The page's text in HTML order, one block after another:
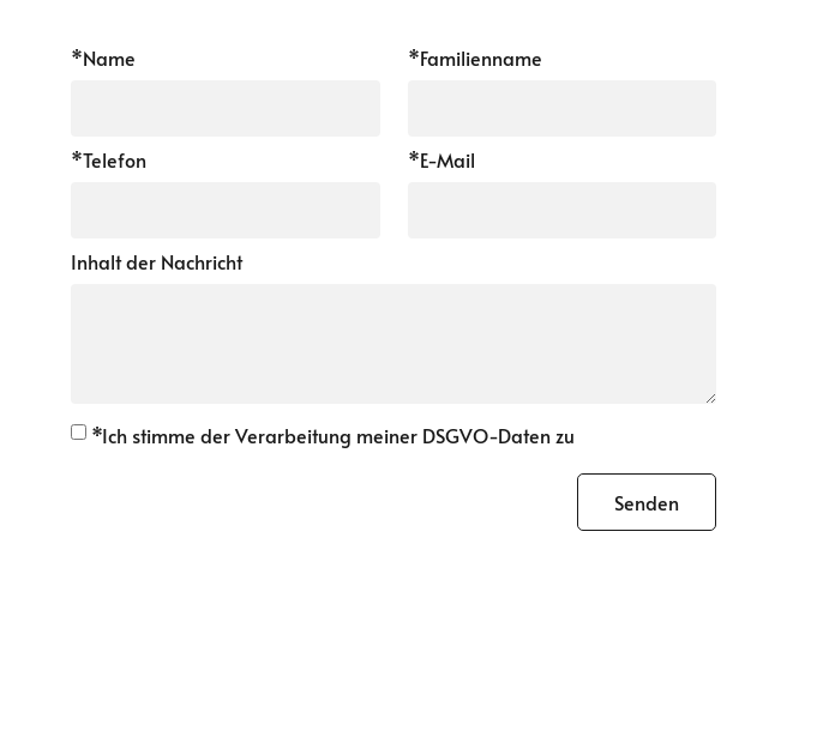
*Name *Familienname
*Telefon *E-Mail
Inhalt der Nachricht
*Ich stimme der Verarbeitung meiner DSGVO-Daten zu
Senden